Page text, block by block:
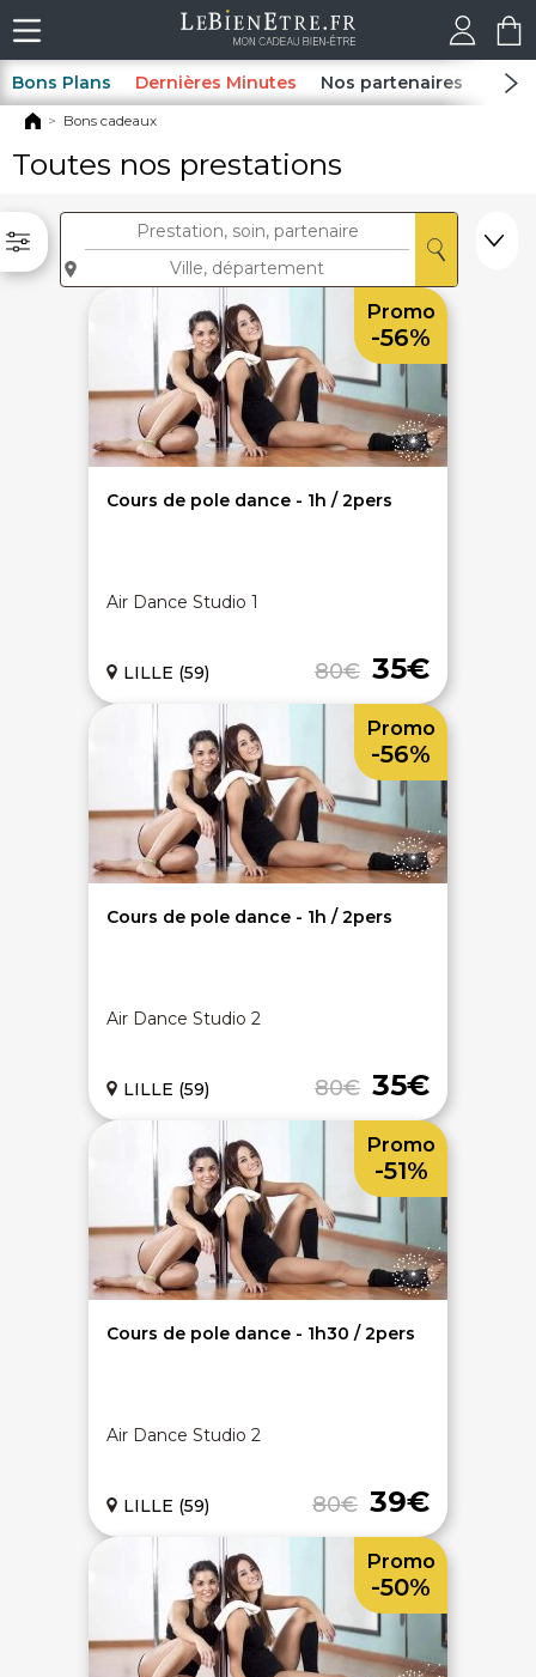
Bons Plans Dernières Minutes Nos partenaires Spas
Bons cadeaux
Toutes nos prestations
Cours de pole dance - 1h / 2pers
Air Dance Studio 1
80€ 35€
LILLE (59)
Promo
-56%
Cours de pole dance - 1h / 2pers
Air Dance Studio 2
80€ 35€
LILLE (59)
Promo
-56%
Cours de pole dance - 1h30 / 2pers
Air Dance Studio 2
80€ 39€
LILLE (59)
Promo
-51%
Promo
-50%